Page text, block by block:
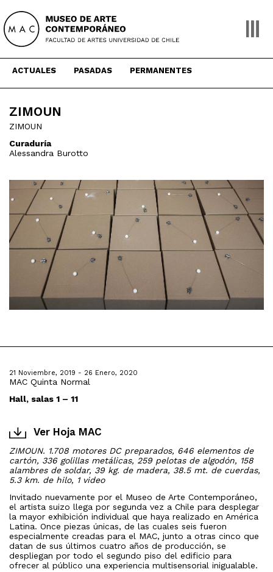
content
ACTUALES PASADAS PERMANENTES
ZIMOUN
ZIMOUN
Curaduría
Alessandra Burotto
21 Noviembre, 2019 - 26 Enero, 2020
MAC Quinta Normal
Hall, salas 1 – 11
Ver Hoja MAC
ZIMOUN. 1.708 motores DC preparados, 646 elementos de
cartón, 336 golillas metálicas, 259 pelotas de algodón, 158
alambres de soldar, 39 kg. de madera, 38.5 mt. de cuerdas,
5.3 km. de hilo, 1 video
Invitado nuevamente por el Museo de Arte Contemporáneo,
el artista suizo llega por segunda vez a Chile para desplegar
la mayor exhibición individual que haya realizado en América
Latina. Once piezas únicas, de las cuales seis fueron
especialmente creadas para el MAC, junto a otras cinco que
datan de sus últimos cuatro años de producción, se
despliegan por todo el segundo piso del edificio para
ofrecer al público una experiencia multisensorial inigualable.